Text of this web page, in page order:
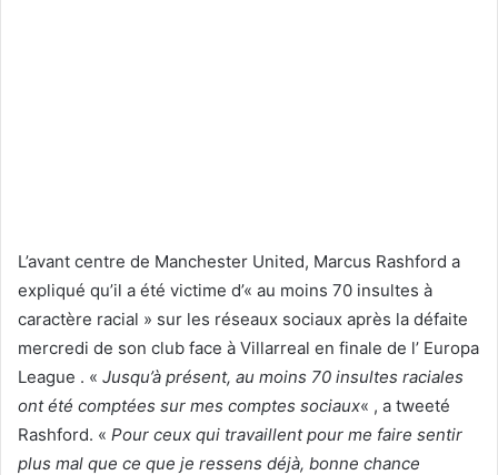
L’avant centre de Manchester United, Marcus Rashford a
expliqué qu’il a été victime d’« au moins 70 insultes à
caractère racial » sur les réseaux sociaux après la défaite
mercredi de son club face à Villarreal en finale de l’ Europa
League . « Jusqu’à présent, au moins 70 insultes raciales
ont été comptées sur mes comptes sociaux« , a tweeté
Rashford. « Pour ceux qui travaillent pour me faire sentir
plus mal que ce que je ressens déjà, bonne chance